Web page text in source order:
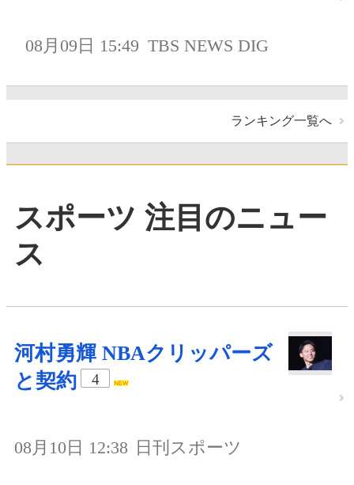
08月09日 15:49 TBS NEWS DIG
ランキング一覧へ
スポーツ 注目のニュー
ス
河村勇輝 NBAクリッパーズ
と契約
4
08月10日 12:38 日刊スポーツ